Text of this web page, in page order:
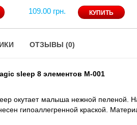
109.00 грн.
ОТЗЫВЫ (0)
sleep 8 элементов M-001
окутает малыша нежной пеленой.
гипоаллегренной краской.